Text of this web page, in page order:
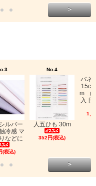
>
ルバー
冷感 マ
などに
(税込)
No.4
人五ひも 30m
352円(税込)
バネ
m ゴ
入
>